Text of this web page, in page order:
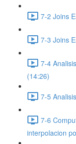
7-2 Joins
7-3 Joins
7-4
(14:26)
7-5
7-6
interpolacion